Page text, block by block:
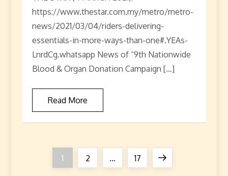
https://www.thestar.com.my/metro/metro-
news/2021/03/04/riders-delivering-
essentials-in-more-ways-than-one#.YEAs-
LnrdCg.whatsapp News of “9th Nationwide
Blood & Organ Donation Campaign […]
Read More
Page
1 Page
2 … Page
17
Next